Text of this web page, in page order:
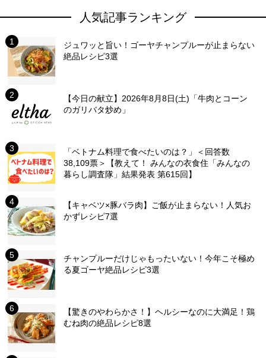
人気記事ランキング
ジュワッと旨い！ゴーヤチャンプルーが止まらない
絶品レシピ3選
【今日の献立】2026年8月8日(土)「牛肉とコーン
のガリバタ炒め」
「ベトナム料理で食べたいのは？」＜回答数
38,109票＞【教えて！ みんなの衣食住「みんなの
暮らし調査隊」結果発表 第615回】
【キャベツ×豚バラ肉】ご飯が止まらない！人気お
かずレシピ7選
チャンプルーだけじゃもったいない！今年こそ極め
る夏ゴーヤ絶品レシピ3選
【驚きのやわらかさ！】ヘルシーなのに大満足！鶏
むね肉の絶品レシピ8選